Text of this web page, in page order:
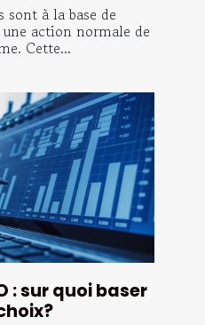
sont à la base de
action normale de
Cette...
: sur quoi baser